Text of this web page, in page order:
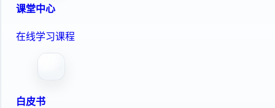
课堂中心
在线学习课程
白皮书